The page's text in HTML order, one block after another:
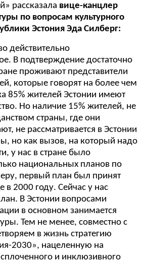
рассказала вице-канцлер
по вопросам культурного
Эстония Эда Силберг:
действительно
В подтверждение достаточно
проживают представители
которые говорят на более чем
85% жителей Эстонии имеют
Но наличие 15% жителей, не
страны, где они
не рассматривается в Эстонии
но как вызов, на который надо
у нас в стране было
национальных планов по
первый план был принят
в 2000 году. Сейчас у нас
В Эстонии вопросами
в основном занимается
Тем не менее, совместно с
в жизнь стратегию
2030», нацеленную на
и инклюзивного